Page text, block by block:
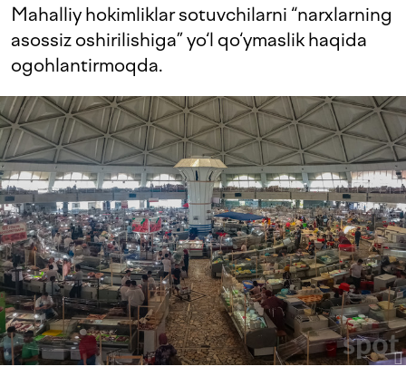
Mahalliy hokimliklar sotuvchilarni “narxlarning
asossiz oshirilishiga” yo‘l qo‘ymaslik haqida
ogohlantirmoqda.